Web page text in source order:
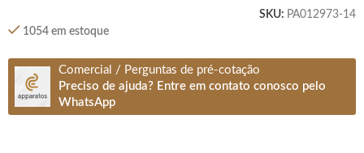
SKU: PA012973-14
1054 em estoque
Comercial / Perguntas de pré-cotação
Preciso de ajuda? Entre em contato conosco pelo
WhatsApp